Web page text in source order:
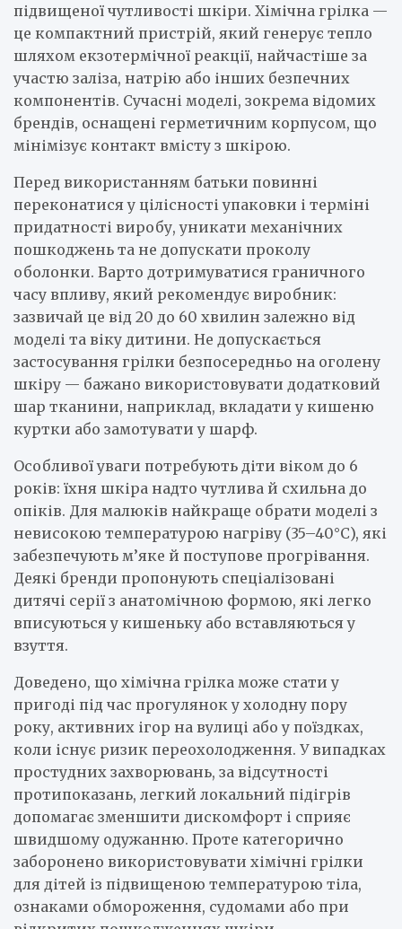
підвищеної чутливості шкіри. Хімічна грілка —
це компактний пристрій, який генерує тепло
шляхом екзотермічної реакції, найчастіше за
участю заліза, натрію або інших безпечних
компонентів. Сучасні моделі, зокрема відомих
брендів, оснащені герметичним корпусом, що
мінімізує контакт вмісту з шкірою.
Перед використанням батьки повинні
переконатися у цілісності упаковки і терміні
придатності виробу, уникати механічних
пошкоджень та не допускати проколу
оболонки. Варто дотримуватися граничного
часу впливу, який рекомендує виробник:
зазвичай це від 20 до 60 хвилин залежно від
моделі та віку дитини. Не допускається
застосування грілки безпосередньо на оголену
шкіру — бажано використовувати додатковий
шар тканини, наприклад, вкладати у кишеню
куртки або замотувати у шарф.
Особливої уваги потребують діти віком до 6
років: їхня шкіра надто чутлива й схильна до
опіків. Для малюків найкраще обрати моделі з
невисокою температурою нагріву (35–40°C), які
забезпечують м’яке й поступове прогрівання.
Деякі бренди пропонують спеціалізовані
дитячі серії з анатомічною формою, які легко
вписуються у кишеньку або вставляються у
взуття.
Доведено, що хімічна грілка може стати у
пригоді під час прогулянок у холодну пору
року, активних ігор на вулиці або у поїздках,
коли існує ризик переохолодження. У випадках
простудних захворювань, за відсутності
протипоказань, легкий локальний підігрів
допомагає зменшити дискомфорт і сприяє
швидшому одужанню. Проте категорично
заборонено використовувати хімічні грілки
для дітей із підвищеною температурою тіла,
ознаками обмороження, судомами або при